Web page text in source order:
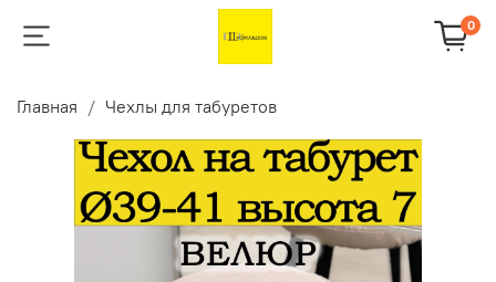
0
Главная Чехлы для табуретов